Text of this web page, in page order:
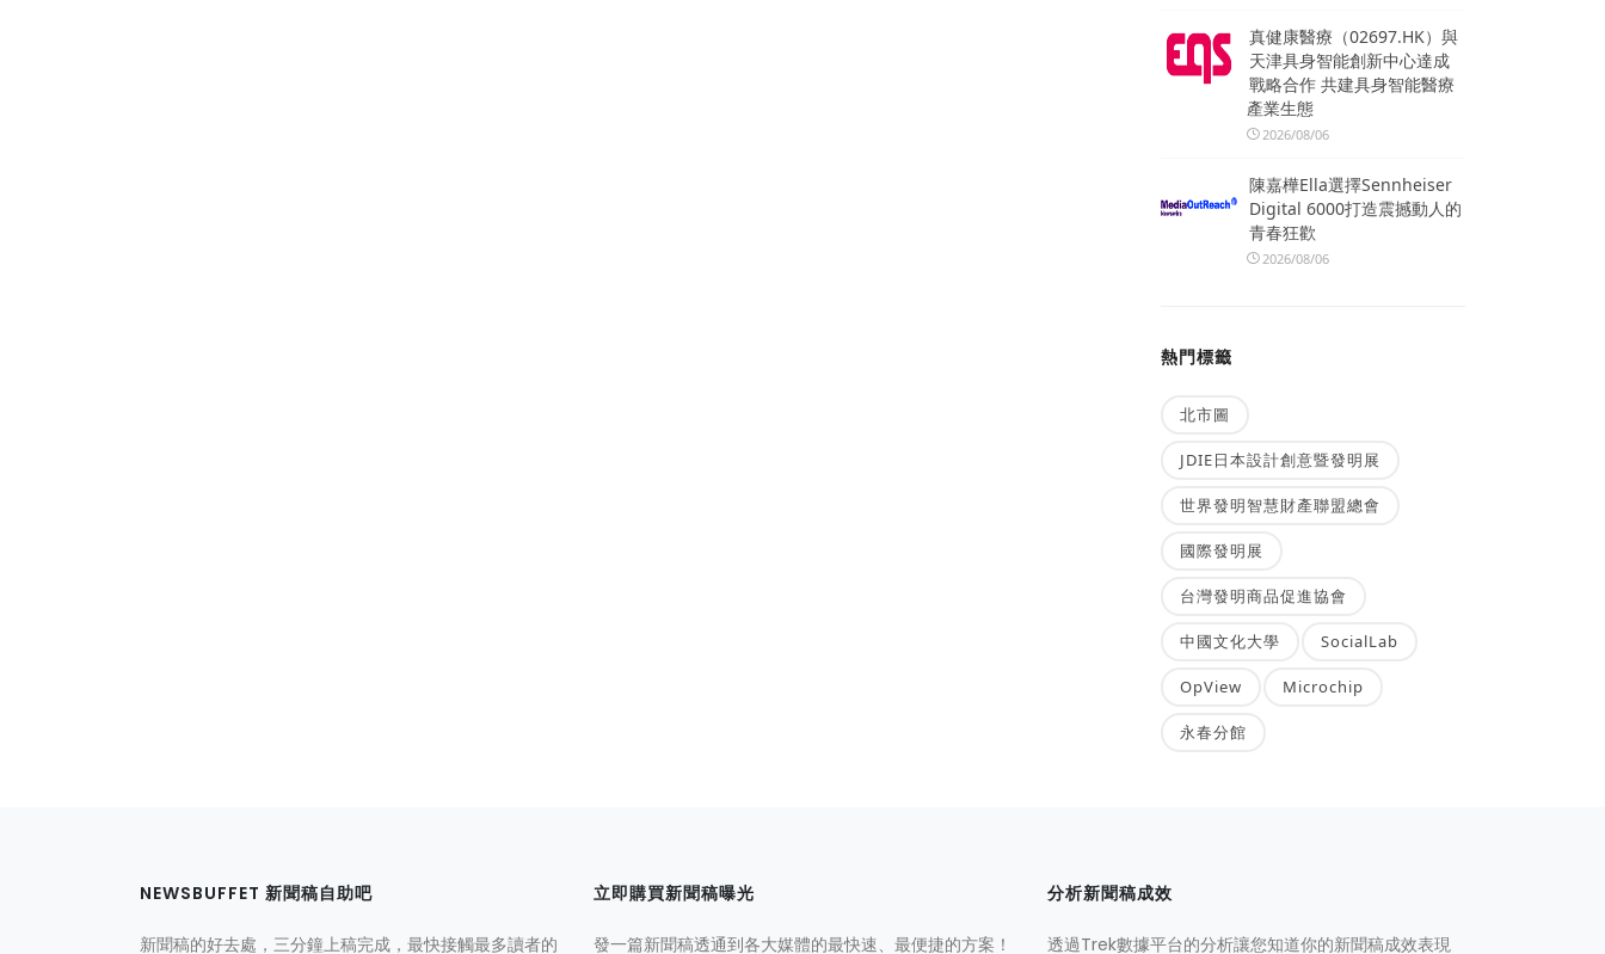
真健康醫療（02697.HK）與
天津具身智能創新中心達成
戰略合作 共建具身智能醫療
產業生態
2026/08/06
陳嘉樺Ella選擇Sennheiser
Digital 6000打造震撼動人的
青春狂歡
2026/08/06
熱門標籤
北市圖
JDIE日本設計創意暨發明展
世界發明智慧財產聯盟總會
國際發明展
台灣發明商品促進協會
中國文化大學 SocialLab
OpView Microchip
永春分館
NEWSBUFFET 新聞稿自助吧
新聞稿的好去處，三分鐘上稿完成，最快接觸最多讀者的
立即購買新聞稿曝光
發一篇新聞稿透通到各大媒體的最快速、最便捷的方案！
分析新聞稿成效
透過Trek數據平台的分析讓您知道你的新聞稿成效表現